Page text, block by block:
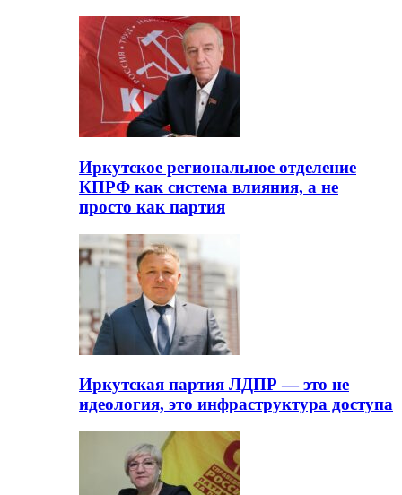
Иркутское региональное отделение
КПРФ как система влияния, а не
просто как партия
Иркутская партия ЛДПР — это не
идеология, это инфраструктура доступа